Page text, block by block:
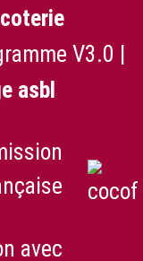
V3.0 |
asbl
avec